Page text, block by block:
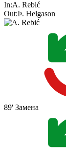
In:A. Rebić
Out:Þ. Helgason
89' Замена